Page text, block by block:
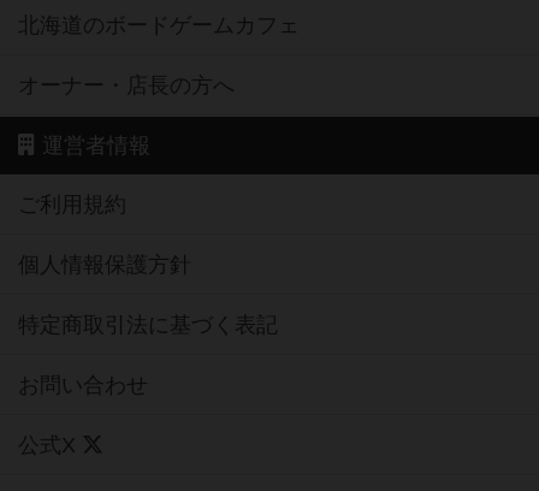
北海道のボードゲームカフェ
オーナー・店長の方へ
運営者情報
ご利用規約
個人情報保護方針
特定商取引法に基づく表記
お問い合わせ
公式X